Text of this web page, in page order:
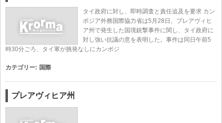
タイ政府に対し、即時調査と責任追及を要求 カン
ボジア外務国際協力省は5月28日、プレアヴィヒ
ア州で発生した国境銃撃事件に関し、タイ政府に
対し強い抗議の意を表明した。事件は同日午前5
時30分ごろ、タイ軍が挑発なしにカンボジ
カテゴリー: 国際
プレアヴィヒア州